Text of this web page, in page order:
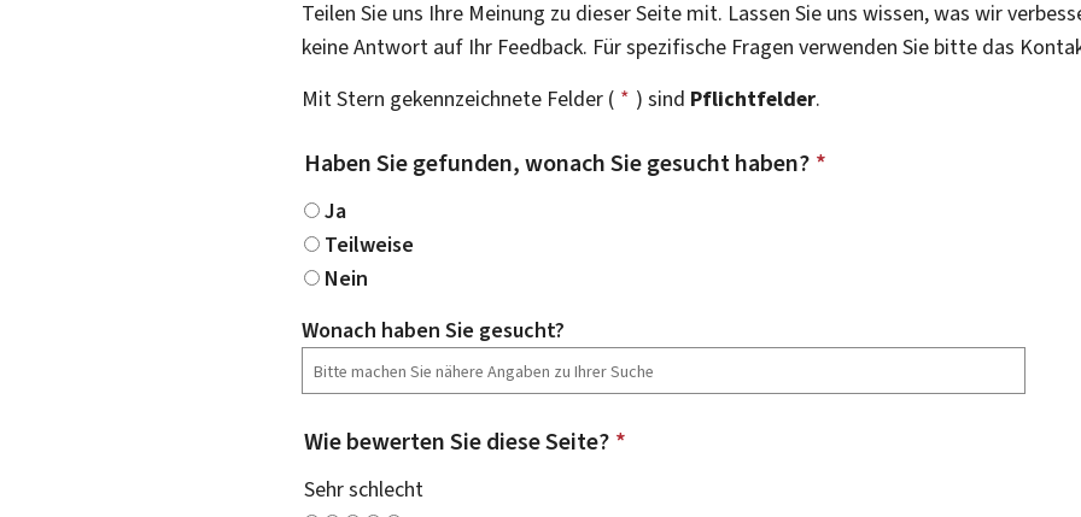
Teilen Sie uns Ihre Meinung zu dieser Seite mit. Lassen Sie uns wissen, was wir
keine Antwort auf Ihr Feedback. Für spezifische Fragen verwenden Sie bitte das
Mit Stern gekennzeichnete Felder ( * ) sind Pflichtfelder.
Haben Sie gefunden, wonach Sie gesucht haben? *
Ja
Teilweise
Nein
Wonach haben Sie gesucht?
Wie bewerten Sie diese Seite? *
Sehr schlecht